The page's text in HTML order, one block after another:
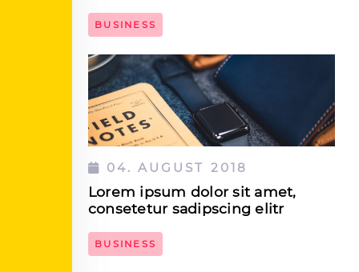
BUSINESS
DEN ARTIKEL LESEN
04. AUGUST 2018
Lorem ipsum dolor sit amet,
consetetur sadipscing elitr
BUSINESS